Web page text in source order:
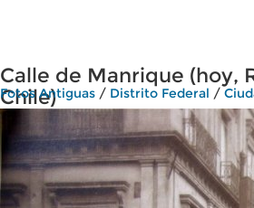
Calle de Manrique (hoy,
Chile)
Fotos Antiguas / Distrito Federal /